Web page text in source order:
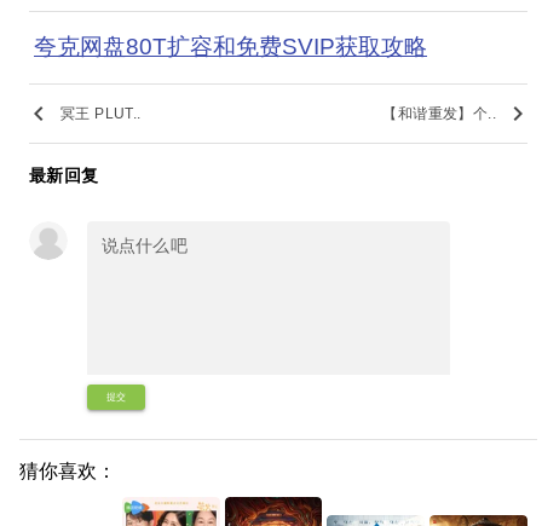
夸克网盘80T扩容和免费SVIP获取攻略
keyboard_arrow_left 冥王 PLUT.. 【和谐重发】个.. keyboard_arrow_right
最新回复
提交
猜你喜欢：